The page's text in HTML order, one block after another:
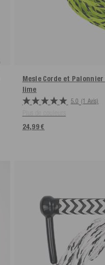
Mesle Corde et
lime
5.0 (1 Avis)
24,99 €